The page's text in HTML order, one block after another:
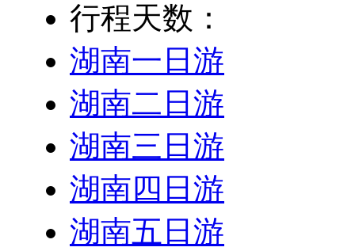
行程天数：
湖南一日游
湖南二日游
湖南三日游
湖南四日游
湖南五日游